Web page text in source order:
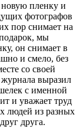
пленку и
фотографов
пор снимает на
мы
он снимает в
и смело, без
со своей
выразил
с именной
и уважает труд
людей из разных
друга.